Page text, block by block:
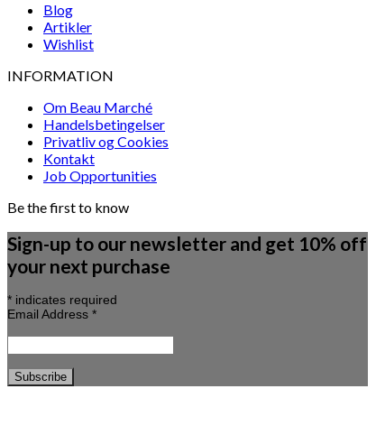
Blog
Artikler
Wishlist
INFORMATION
Om Beau Marché
Handelsbetingelser
Privatliv og Cookies
Kontakt
Job Opportunities
Be the first to know
Sign-up to our newsletter and get 10% off
your next purchase
* indicates required
Email Address *